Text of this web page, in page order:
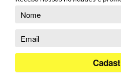
Poltronas
Puffs